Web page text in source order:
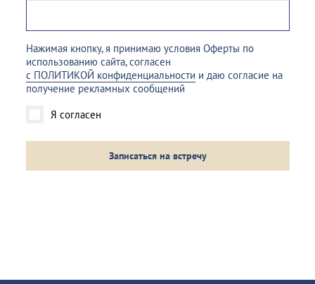
Нажимая кнопку, я принимаю условия Оферты по
использованию сайта, согласен
с ПОЛИТИКОЙ конфиденциальности и даю согласие на
получение рекламных сообщений
Я согласен